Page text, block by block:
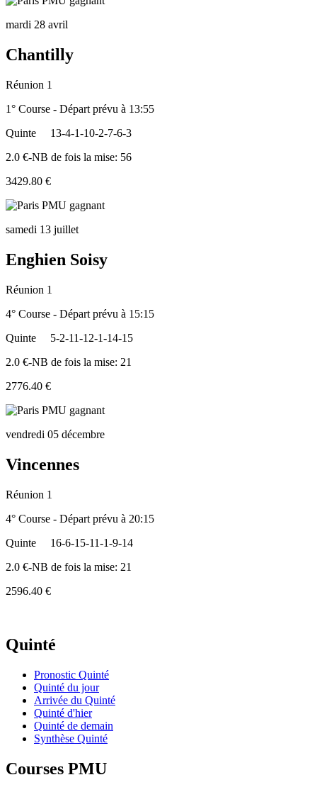
mardi 28 avril
Chantilly
Réunion 1
1° Course - Départ prévu à 13:55
Quinte
13-4-1-10-2-7-6-3
2.0 €-NB de fois la mise: 56
3429.80 €
samedi 13 juillet
Enghien Soisy
Réunion 1
4° Course - Départ prévu à 15:15
Quinte
5-2-11-12-1-14-15
2.0 €-NB de fois la mise: 21
2776.40 €
vendredi 05 décembre
Vincennes
Réunion 1
4° Course - Départ prévu à 20:15
Quinte
16-6-15-11-1-9-14
2.0 €-NB de fois la mise: 21
2596.40 €
Quinté
Pronostic Quinté
Quinté du jour
Arrivée du Quinté
Quinté d'hier
Quinté de demain
Synthèse Quinté
Courses PMU